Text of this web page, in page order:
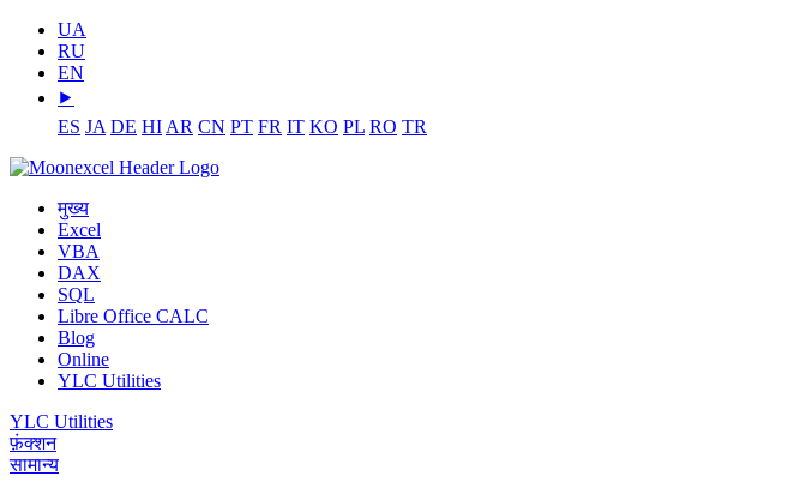
UA
RU
EN
⯈
ES JA DE HI AR CN PT FR IT KO PL RO TR
मुख्य
Excel
VBA
DAX
SQL
Libre Office CALC
Blog
Online
YLC Utilities
YLC Utilities
फ़ंक्शन
सामान्य